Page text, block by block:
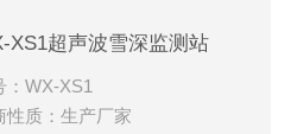
XS1超声波雪深监测站
：WX-XS1
性质：生产厂家